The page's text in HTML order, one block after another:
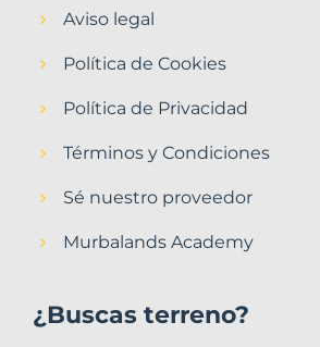
Aviso legal
Política de Cookies
Política de Privacidad
Términos y Condiciones
Sé nuestro proveedor
Murbalands Academy
¿Buscas terreno?